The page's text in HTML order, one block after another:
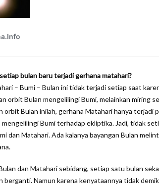
bulan baru terjadi gerhana matahari?
– Bumi – Bulan ini tidak terjadi setiap saat
orbit Bulan mengelilingi Bumi, melainkan miring
orbit Bulan inilah, gerhana Matahari hanya
Bumi terhadap ekliptika. Jadi, tidak
dan Matahari. Ada kalanya bayangan Bulan
dan Matahari sebidang, setiap satu bulan
berganti. Namun karena kenyataannya tidak